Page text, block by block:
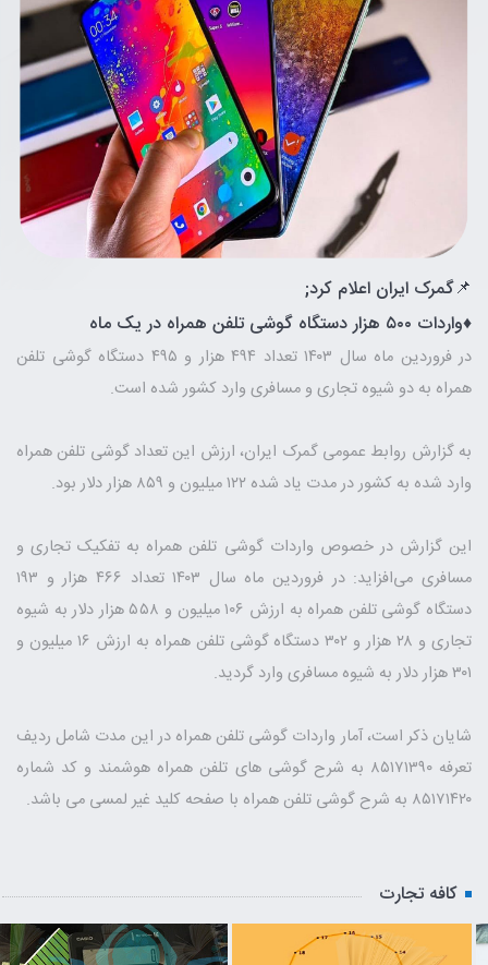
📌گمرک ایران اعلام کرد;
♦️واردات ۵۰۰ هزار دستگاه گوشی تلفن همراه در یک ماه
در فروردین ماه سال ۱۴۰۳ تعداد ۴۹۴ هزار و ۴۹۵ دستگاه گوشی تلفن
همراه به دو شیوه تجاری و مسافری وارد کشور شده است.
به گزارش روابط عمومی گمرک ایران، ارزش این تعداد گوشی تلفن همراه
وارد شده به کشور در مدت یاد شده ۱۲۲ میلیون و ۸۵۹ هزار دلار بود.
این گزارش در خصوص واردات گوشی تلفن همراه به تفکیک تجاری و
مسافری می‌افزاید: در فروردین ماه سال ۱۴۰۳ تعداد ۴۶۶ هزار و ۱۹۳
دستگاه گوشی تلفن همراه به ارزش ۱۰۶ میلیون و ۵۵۸ هزار دلار به شیوه
تجاری و ۲۸ هزار و ۳۰۲ دستگاه گوشی تلفن همراه به ارزش ۱۶ میلیون و
۳۰۱ هزار دلار به شیوه مسافری وارد گردید.
شایان ذکر است، آمار واردات گوشی تلفن همراه در این مدت شامل ردیف
تعرفه ۸۵۱۷۱۳۹۰ به شرح گوشی های تلفن همراه هوشمند و کد شماره
۸۵۱۷۱۴۲۰ به شرح گوشی تلفن همراه با صفحه کلید غیر لمسی می باشد.
کافه تجارت